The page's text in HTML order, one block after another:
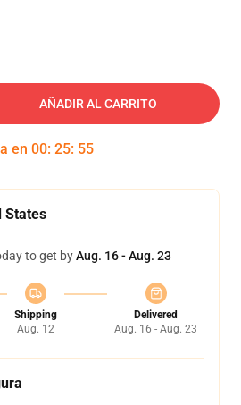
AÑADIR AL CARRITO
en 00: 25: 54
States
to get byAug. 16 - Aug. 23
Shipping
Aug. 12
Delivered
Aug. 16 - Aug. 23